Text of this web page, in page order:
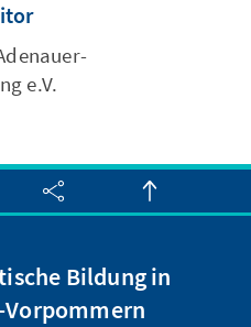
e.V.
Bildung in